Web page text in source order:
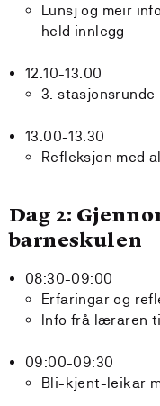
Lunsj og meir
held innlegg
12.10-13.00
3. stasjonsrunde
13.00-13.30
Refleksjon med
Dag 2:
barneskulen
08:30-09:00
Erfaringar og
Info frå læraren
09:00-09:30
Bli-kjent-leikar